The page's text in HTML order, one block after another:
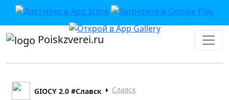
Poiskzverei.ru
GIOCY 2.0 #Славск Славск